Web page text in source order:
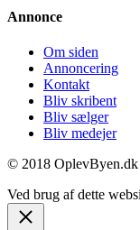
Annonce
Om siden
Annoncering
Kontakt
Bliv skribent
Bliv sælger
Bliv medejer
© 2018 OplevByen.dk
Ved brug af dette